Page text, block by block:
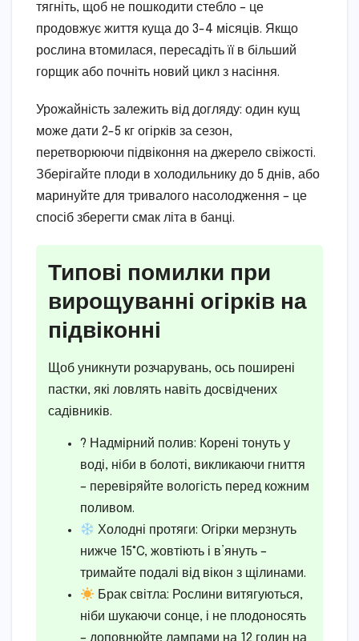
тягніть, щоб не пошкодити стебло – це
продовжує життя куща до 3-4 місяців. Якщо
рослина втомилася, пересадіть її в більший
горщик або почніть новий цикл з насіння.
Урожайність залежить від догляду: один кущ
може дати 2-5 кг огірків за сезон,
перетворюючи підвіконня на джерело свіжості.
Зберігайте плоди в холодильнику до 5 днів, або
маринуйте для тривалого насолодження – це
спосіб зберегти смак літа в банці.
Типові помилки при
вирощуванні огірків на
підвіконні
Щоб уникнути розчарувань, ось поширені
пастки, які ловлять навіть досвідчених
садівників.
? Надмірний полив: Корені тонуть у
воді, ніби в болоті, викликаючи гниття
– перевіряйте вологість перед кожним
поливом.
Холодні протяги: Огірки мерзнуть
нижче 15°C, жовтіють і в’януть –
тримайте подалі від вікон з щілинами.
Брак світла: Рослини витягуються,
ніби шукаючи сонце, і не плодоносять
– доповнюйте лампами на 12 годин на